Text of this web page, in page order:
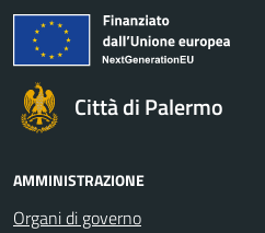
Città di Palermo
AMMINISTRAZIONE
Organi di governo